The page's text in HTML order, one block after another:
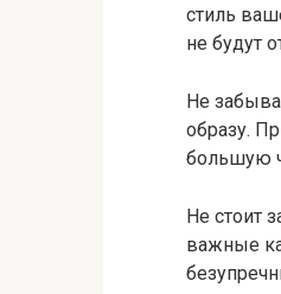
стиль
не будут
Не
образу.
большую
Не стоит
важные